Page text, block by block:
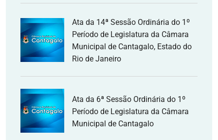
Ata da 14ª Sessão Ordinária do 1º
Período de Legislatura da Câmara
Municipal de Cantagalo, Estado do
Rio de Janeiro
Ata da 6ª Sessão Ordinária do 1º
Período de Legislatura da Câmara
Municipal de Cantagalo